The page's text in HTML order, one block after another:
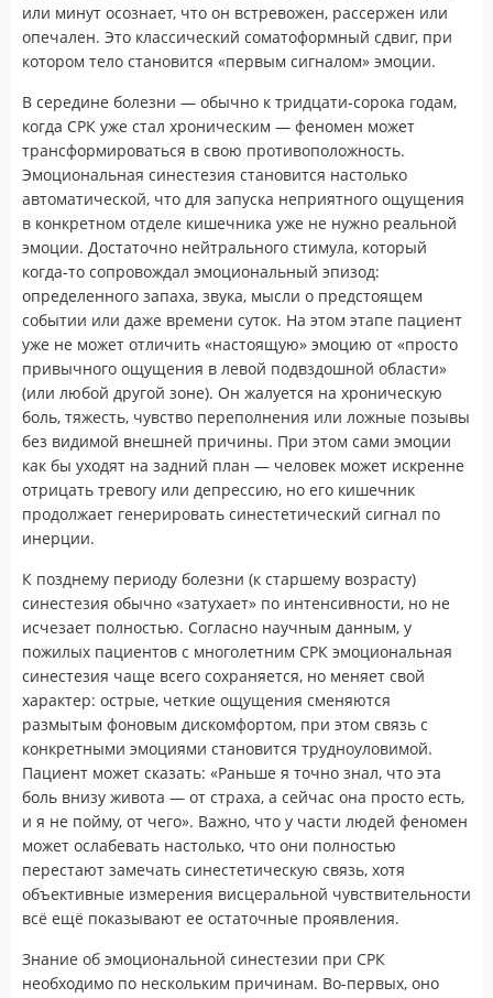
или минут осознает, что он встревожен, рассержен или
опечален. Это классический соматоформный сдвиг, при
котором тело становится «первым сигналом» эмоции.
В середине болезни — обычно к тридцати-сорока годам,
когда СРК уже стал хроническим — феномен может
трансформироваться в свою противоположность.
Эмоциональная синестезия становится настолько
автоматической, что для запуска неприятного ощущения
в конкретном отделе кишечника уже не нужно реальной
эмоции. Достаточно нейтрального стимула, который
когда-то сопровождал эмоциональный эпизод:
определенного запаха, звука, мысли о предстоящем
событии или даже времени суток. На этом этапе пациент
уже не может отличить «настоящую» эмоцию от «просто
привычного ощущения в левой подвздошной области»
(или любой другой зоне). Он жалуется на хроническую
боль, тяжесть, чувство переполнения или ложные позывы
без видимой внешней причины. При этом сами эмоции
как бы уходят на задний план — человек может искренне
отрицать тревогу или депрессию, но его кишечник
продолжает генерировать синестетический сигнал по
инерции.
К позднему периоду болезни (к старшему возрасту)
синестезия обычно «затухает» по интенсивности, но не
исчезает полностью. Согласно научным данным, у
пожилых пациентов с многолетним СРК эмоциональная
синестезия чаще всего сохраняется, но меняет свой
характер: острые, четкие ощущения сменяются
размытым фоновым дискомфортом, при этом связь с
конкретными эмоциями становится трудноуловимой.
Пациент может сказать: «Раньше я точно знал, что эта
боль внизу живота — от страха, а сейчас она просто есть,
и я не пойму, от чего». Важно, что у части людей феномен
может ослабевать настолько, что они полностью
перестают замечать синестетическую связь, хотя
объективные измерения висцеральной чувствительности
всё ещё показывают ее остаточные проявления.
Знание об эмоциональной синестезии при СРК
необходимо по нескольким причинам. Во-первых, оно